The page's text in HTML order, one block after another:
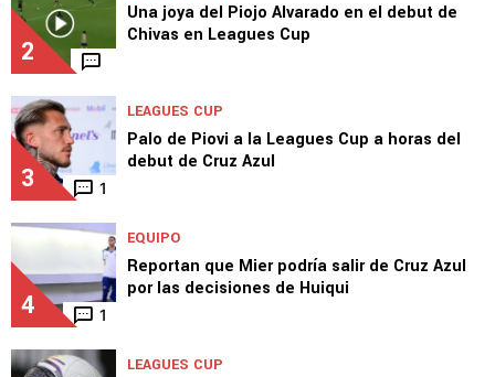
2
Una joya del Piojo Alvarado en el debut de
Chivas en Leagues Cup
3 1
LEAGUES CUP
Palo de Piovi a la Leagues Cup a horas del
debut de Cruz Azul
4 1
EQUIPO
Reportan que Mier podría salir de Cruz Azul
por las decisiones de Huiqui
LEAGUES CUP